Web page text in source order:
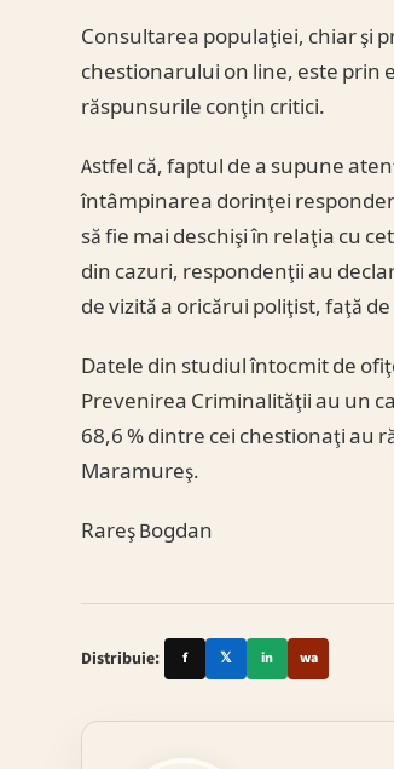
Consultarea populaţiei, chiar şi
chestionarului on line, este prin
răspunsurile conţin critici.
Astfel că, faptul de a supune
întâmpinarea dorinţei
să fie mai deschişi în relaţia cu
din cazuri, respondenţii au
de vizită a oricărui poliţist, faţă
Datele din studiul întocmit de
Prevenirea Criminalităţii au un
68,6 % dintre cei chestionaţi au
Maramureş.
Rareş Bogdan
Distribuie: f 𝕏 in wa